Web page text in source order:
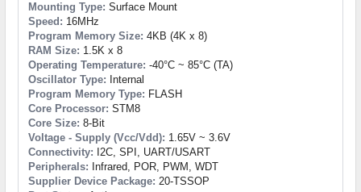
Mounting Type: Surface Mount
Speed: 16MHz
Program Memory Size: 4KB (4K x 8)
RAM Size: 1.5K x 8
Operating Temperature: -40°C ~ 85°C (TA)
Oscillator Type: Internal
Program Memory Type: FLASH
Core Processor: STM8
Core Size: 8-Bit
Voltage - Supply (Vcc/Vdd): 1.65V ~ 3.6V
Connectivity: I2C, SPI, UART/USART
Peripherals: Infrared, POR, PWM, WDT
Supplier Device Package: 20-TSSOP